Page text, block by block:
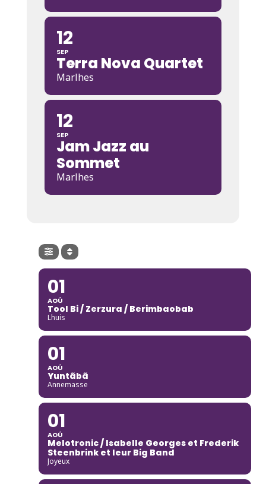
12
SEP
Terra Nova Quartet
Marlhes
12
SEP
Jam Jazz au
Sommet
Marlhes
01
AOÛ
Tool Bi / Zerzura / Berimbaobab
Lhuis
01
AOÛ
Yuntãbã
Annemasse
01
AOÛ
Melotronic / Isabelle Georges et Frederik
Steenbrink et leur Big Band
Joyeux